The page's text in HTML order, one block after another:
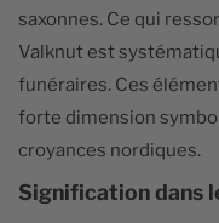
saxonnes. Ce qui
Valknut est
funéraires. Ces
forte dimension
croyances nordiques.
Signification dans